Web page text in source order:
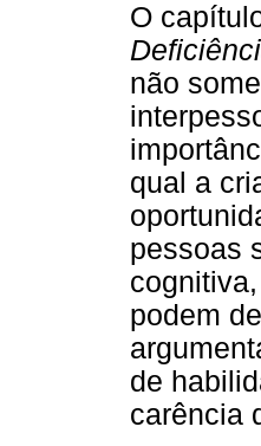
O
não
qual a
pessoas
podem
de
carência